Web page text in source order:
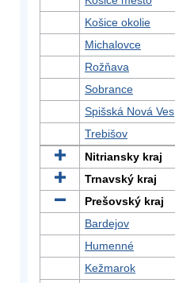
Košice okolie
Michalovce
Rožňava
Sobrance
Spišská Nová Ves
Trebišov
Nitriansky kraj
Trnavský kraj
Prešovský kraj
Bardejov
Humenné
Kežmarok